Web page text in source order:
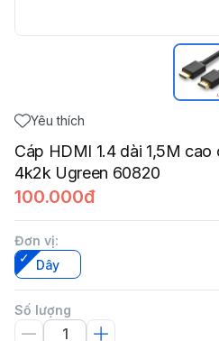
Yêu thích
Cáp HDMI 1.4 dài 1,5M cao
4k2k Ugreen 60820
100.000đ
Đơn vị:
Dây
Số lượng